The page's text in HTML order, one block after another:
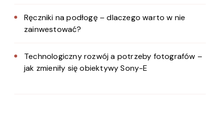
Ręczniki na podłogę – dlaczego warto w nie
zainwestować?
Technologiczny rozwój a potrzeby fotografów –
jak zmieniły się obiektywy Sony-E